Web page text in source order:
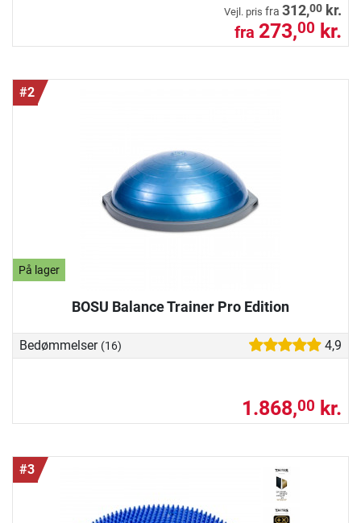
Vejl. pris fra 312,00 kr.
fra 273,00 kr.
#2
På lager
BOSU Balance Trainer Pro Edition
Bedømmelser (16) 4,9
1.868,00 kr.
#3